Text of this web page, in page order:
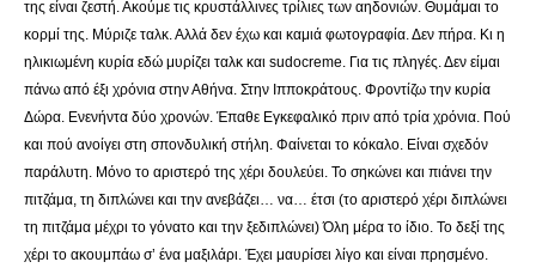
της είναι ζεστή. Ακούμε τις κρυστάλλινες τρίλιες των αηδονιών. Θυμάμαι το
κορμί της. Μύριζε ταλκ. Αλλά δεν έχω και καμιά φωτογραφία. Δεν πήρα. Κι η
ηλικιωμένη κυρία εδώ μυρίζει ταλκ και sudocreme. Για τις πληγές. Δεν είμαι
πάνω από έξι χρόνια στην Αθήνα. Στην Ιπποκράτους. Φροντίζω την κυρία
Δώρα. Ενενήντα δύο χρονών. Έπαθε Εγκεφαλικό πριν από τρία χρόνια. Πού
και πού ανοίγει στη σπονδυλική στήλη. Φαίνεται το κόκαλο. Είναι σχεδόν
παράλυτη. Μόνο το αριστερό της χέρι δουλεύει. Το σηκώνει και πιάνει την
πιτζάμα, τη διπλώνει και την ανεβάζει… να… έτσι (το αριστερό χέρι διπλώνει
τη πιτζάμα μέχρι το γόνατο και την ξεδιπλώνει) Όλη μέρα το ίδιο. Το δεξί της
χέρι το ακουμπάω σ’ ένα μαξιλάρι. Έχει μαυρίσει λίγο και είναι πρησμένο.